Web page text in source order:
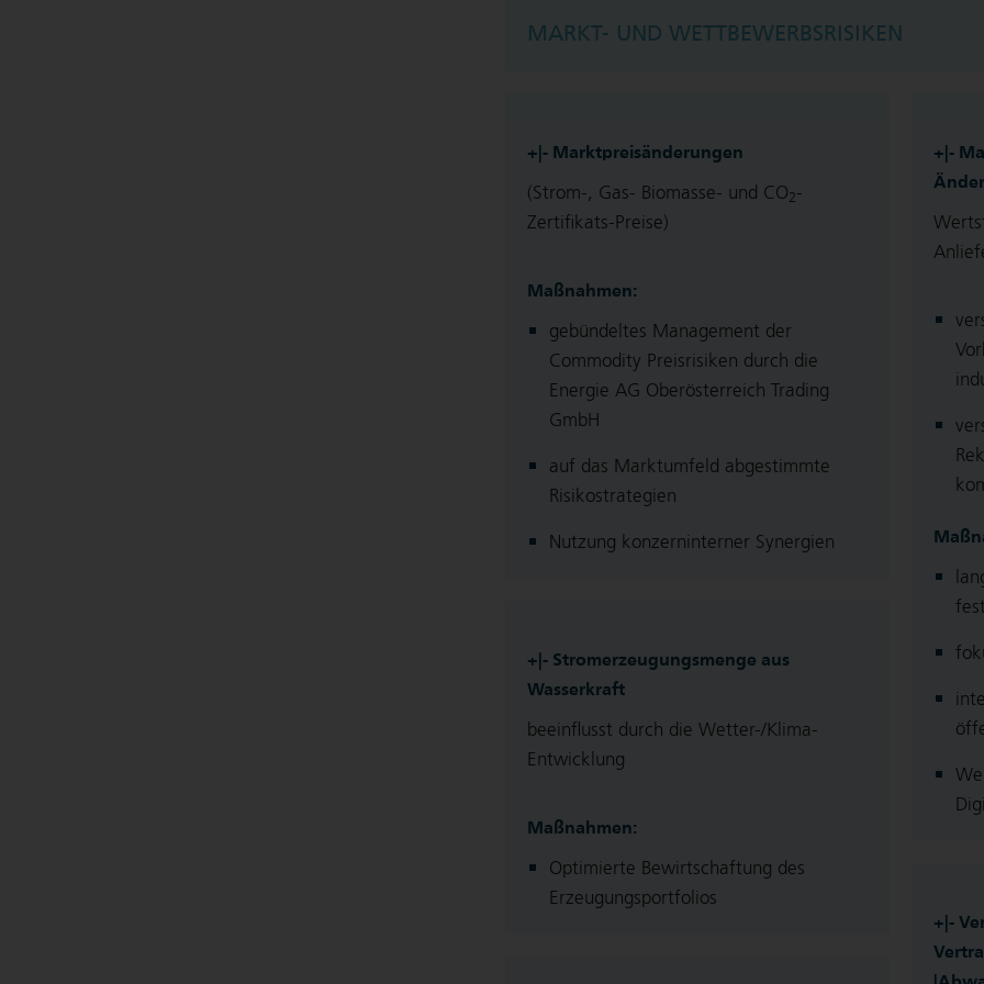
MARKT- UND WETTBEWERBSRISIKEN
+|- Marktpreisänderungen
(Strom-, Gas- Biomasse- und CO2-
Zertifikats-Preise)
Maßnahmen:
gebündeltes Management der
Commodity Preisrisiken durch die
Energie AG Oberösterreich Trading
GmbH
auf das Marktumfeld abgestimmte
Risikostrategien
Nutzung konzerninterner Synergien
+|- Stromerzeugungsmenge aus
Wasserkraft
beeinflusst durch die Wetter-/Klima-
Entwicklung
Maßnahmen:
Optimierte Bewirtschaftung des
Erzeugungsportfolios
+|-
+|-